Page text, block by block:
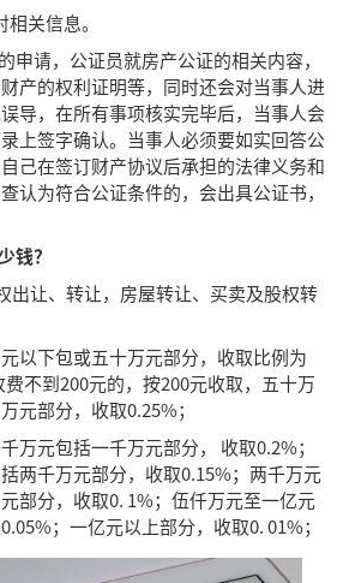
关信息。
请，公证员就房产公证的相关内容，
产的权利证明等，同时还会对当事人进
导，在所有事项核实完毕后，当事人会
上签字确认。当事人必须要如实回答公
己在签订财产协议后承担的法律义务和
认为符合公证条件的，会出具公证书，
钱？
让、转让，房屋转让、买卖及股权转
下包或五十万元部分，收取比例为
不到200元的，按200元收取，五十万
元部分，收取0.25%；
元包括一千万元部分， 收取0.2%；
两千万元部分，收取0.15%；两千万元
部分，收取0. 1%；伍仟万元至一亿元
；一亿元以上部分，收取0. 01%；